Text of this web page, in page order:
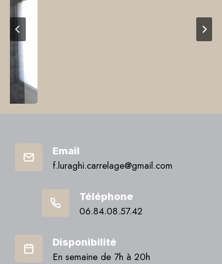
Email
f.luraghi.carrelage@gmail.com
Téléphone
06.84.08.57.42
Disponibilité
En semaine de 7h à 20h